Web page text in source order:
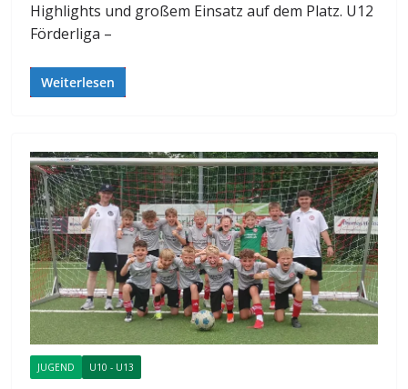
Highlights und großem Einsatz auf dem Platz. U12
Förderliga –
Weiterlesen
JUGEND U10 - U13